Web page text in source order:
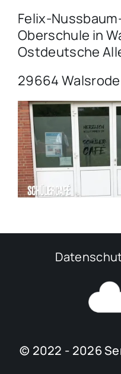
Felix-
Oberschule in
Ostdeutsche
29664 Walsrode
© 2022 - 2026